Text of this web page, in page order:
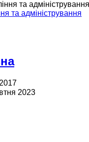
та адміністрування
2023